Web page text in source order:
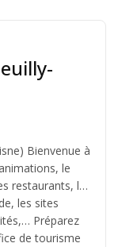
Bienvenue à
le
restaurants, les
les sites
Préparez
de tourisme